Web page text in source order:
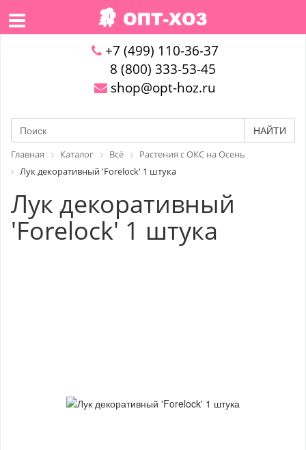
+7 (499) 110-36-37
8 (800) 333-53-45
shop@opt-hoz.ru
НАЙТИ
Главная Каталог Всё
Растения с ОКС на Осень
Лук декоративный 'Forelock' 1 штука
Лук декоративный
'Forelock' 1 штука